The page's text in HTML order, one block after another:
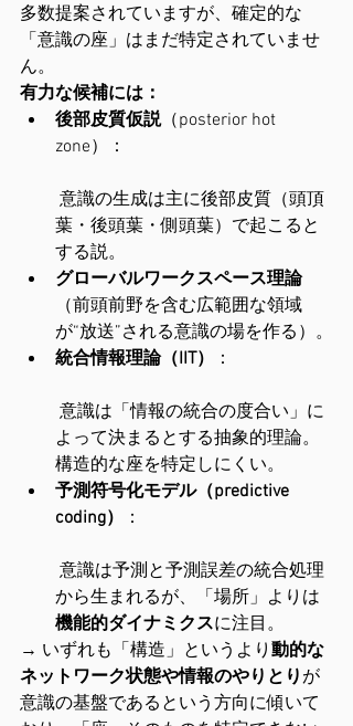
多数提案されていますが、確定的な
「意識の座」はまだ特定されていませ
ん。
有力な候補には：
後部皮質仮説（posterior hot
zone）：
葉・後頭葉・側頭葉）で起こると
する説。
グローバルワークスペース理論
（前頭前野を含む広範囲な領域
が“放送”される意識の場を作る）。
統合情報理論（IIT）
：
よって決まるとする抽象的理論。
構造的な座を特定しにくい。
予測符号化モデル（predictive
coding）
：
から生まれるが、「場所」よりは
機能的ダイナミクスに注目。
→ いずれも「構造」というより 動的な
ネットワーク状態や情報のやりとりが
意識の基盤であるという方向に傾いて